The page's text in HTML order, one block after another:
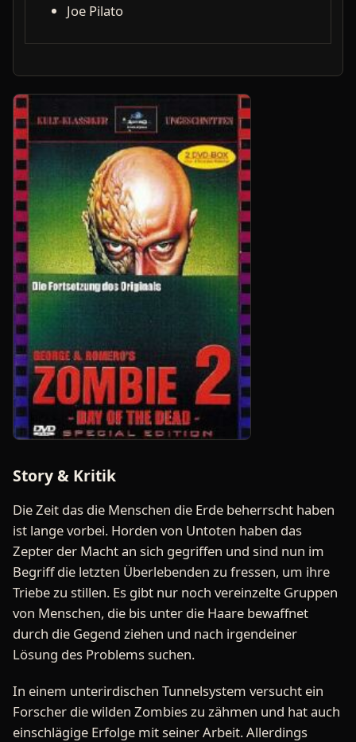
Joe Pilato
Story & Kritik
Die Zeit das die Menschen die Erde beherrscht haben
ist lange vorbei. Horden von Untoten haben das
Zepter der Macht an sich gegriffen und sind nun im
Begriff die letzten Überlebenden zu fressen, um ihre
Triebe zu stillen. Es gibt nur noch vereinzelte Gruppen
von Menschen, die bis unter die Haare bewaffnet
durch die Gegend ziehen und nach irgendeiner
Lösung des Problems suchen.
In einem unterirdischen Tunnelsystem versucht ein
Forscher die wilden Zombies zu zähmen und hat auch
einschlägige Erfolge mit seiner Arbeit. Allerdings